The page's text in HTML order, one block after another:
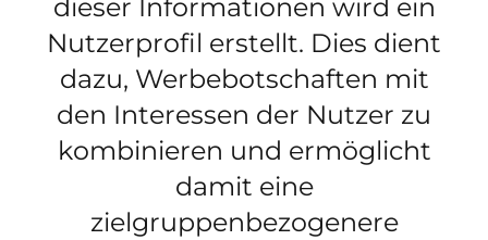
dieser Informationen wird ein
Nutzerprofil erstellt. Dies dient
dazu, Werbebotschaften mit
den Interessen der Nutzer zu
kombinieren und ermöglicht
damit eine
zielgruppenbezogenere